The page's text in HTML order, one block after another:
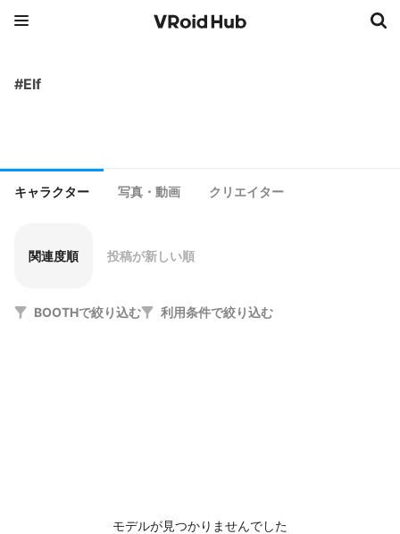
#Elf
キャラクター 写真・動画 クリエイター
関連度順 投稿が新しい順
BOOTHで絞り込む 利用条件で絞り込む
モデルが見つかりませんでした